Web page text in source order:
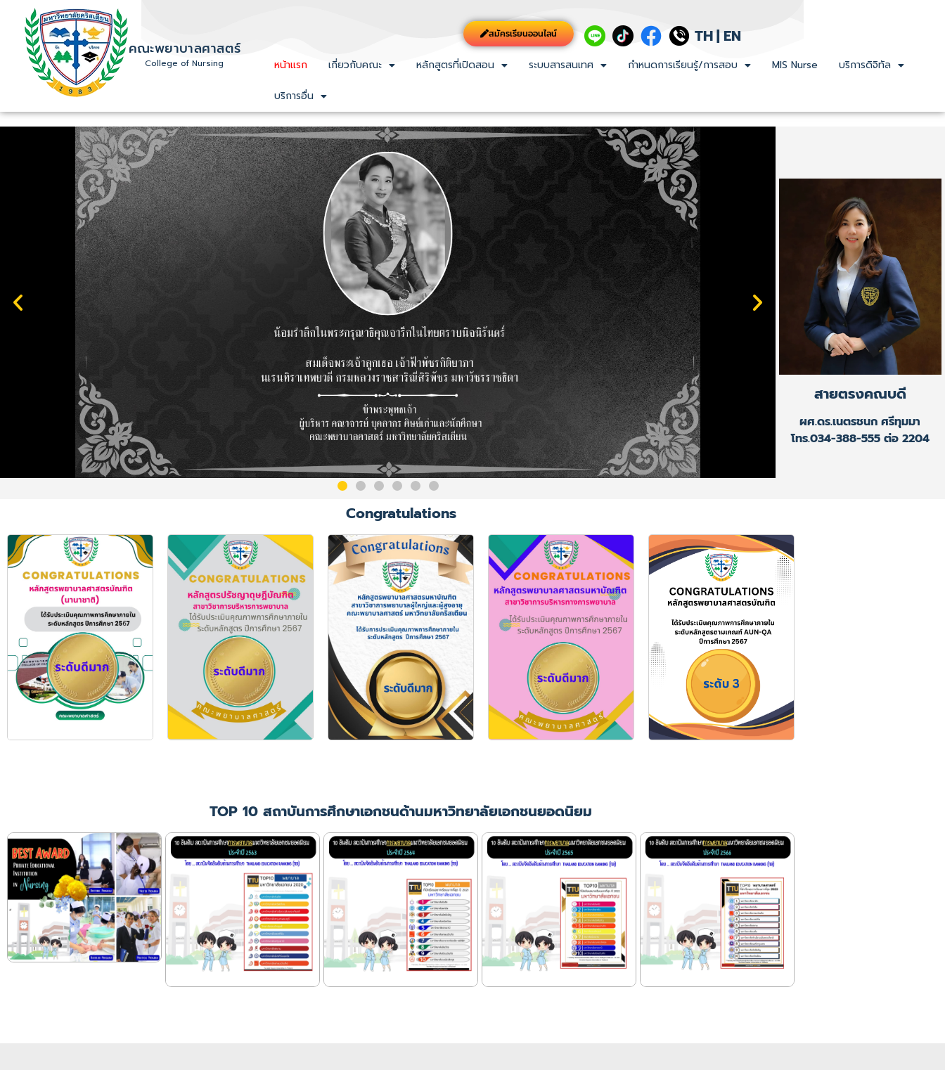
คณะพยาบาลศาสตร์
College of Nursing
สมัครเรียนออนไลน์ TH| EN
หน้าแรก เกี่ยวกับคณะ หลักสูตรที่เปิดสอน ระบบสารสนเทศ กำหนดการเรียนรู้/การสอบ MIS Nurse บริการดิจิทัล
บริการอื่น
สายตรงคณบดี
ผศ.ดร.เนตรชนก ศรีทุมมา
โทร.034-388-555 ต่อ 2204
Congratulations
TOP 10 สถาบันการศึกษาเอกชนด้านมหาวิทยาลัยเอกชนยอดนิยม